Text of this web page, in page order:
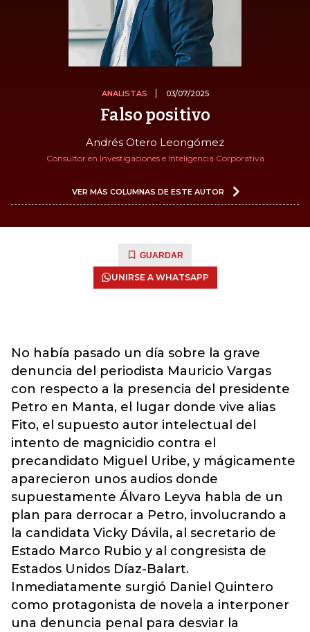
ANALISTAS 03/07/2025
Falso positivo
Andrés Otero Leongómez
Consultor en Investigaciones e Inteligencia Corporativa
VER MÁS COLUMNAS DE ESTE AUTOR
GUARDAR
UNIRSE A WHATSAPP
No había pasado un día sobre la grave
denuncia del periodista Mauricio Vargas
con respecto a la presencia del presidente
Petro en Manta, el lugar donde vive alias
Fito, el supuesto autor intelectual del
intento de magnicidio contra el
precandidato Miguel Uribe, y mágicamente
aparecieron unos audios donde
supuestamente Álvaro Leyva habla de un
plan para derrocar a Petro, involucrando a
la candidata Vicky Dávila, al secretario de
Estado Marco Rubio y al congresista de
Estados Unidos Díaz-Balart.
Inmediatamente surgió Daniel Quintero
como protagonista de novela a interponer
una denuncia penal para desviar la